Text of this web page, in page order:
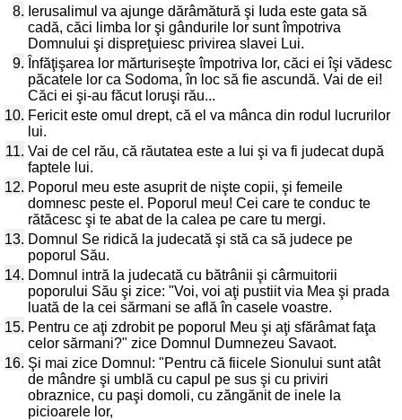
8. Ierusalimul va ajunge dărâmătură şi Iuda este gata să
cadă, căci limba lor şi gândurile lor sunt împotriva
Domnului şi dispreţuiesc privirea slavei Lui.
9. Înfăţişarea lor mărturiseşte împotriva lor, căci ei îşi vădesc
păcatele lor ca Sodoma, în loc să fie ascundă. Vai de ei!
Căci ei şi-au făcut loruşi rău...
10. Fericit este omul drept, că el va mânca din rodul lucrurilor
lui.
11. Vai de cel rău, că răutatea este a lui şi va fi judecat după
faptele lui.
12. Poporul meu este asuprit de nişte copii, şi femeile
domnesc peste el. Poporul meu! Cei care te conduc te
rătăcesc şi te abat de la calea pe care tu mergi.
13. Domnul Se ridică la judecată şi stă ca să judece pe
poporul Său.
14. Domnul intră la judecată cu bătrânii şi cârmuitorii
poporului Său şi zice: "Voi, voi aţi pustiit via Mea şi prada
luată de la cei sărmani se află în casele voastre.
15. Pentru ce aţi zdrobit pe poporul Meu şi aţi sfărâmat faţa
celor sărmani?" zice Domnul Dumnezeu Savaot.
16. Şi mai zice Domnul: "Pentru că fiicele Sionului sunt atât
de mândre şi umblă cu capul pe sus şi cu priviri
obraznice, cu paşi domoli, cu zăngănit de inele la
picioarele lor,